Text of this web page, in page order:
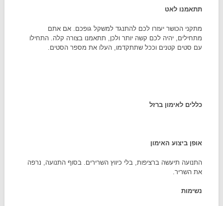
תתאמנו לאט
מתקני הכושר יעזרו לכם להתנגד למשקל גופכם. אם אתם
מתחילים, יהיה לכם קשה יותר ולכן, תתאמנו בצורה קלה. התחילו
עם סטים קטנים וככל שתתקדמו, העלו את מספר הסטים.
כללים לאימון ברזל
אופן ביצוע האימון
התנועה תיעשה ברציפות, בלי כיווץ השרירים. בסוף התנועה, נרפה
את השריר.
נשימות